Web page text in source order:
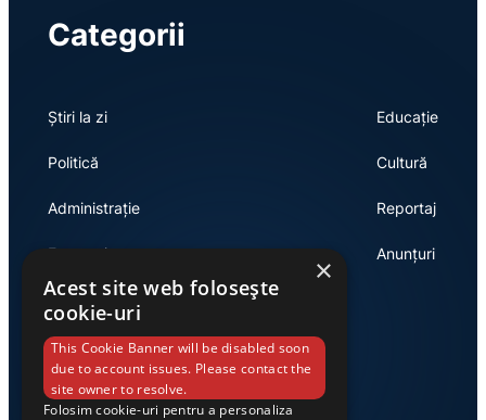
Categorii
Știri la zi
Politică
Administrație
Economie
Educație
Cultură
Reportaj
Anunțuri
Link-uri utile
×
Acest site web folosește
cookie-uri
This Cookie Banner will be disabled soon
due to account issues. Please contact the
site owner to resolve.
Folosim cookie-uri pentru a personaliza